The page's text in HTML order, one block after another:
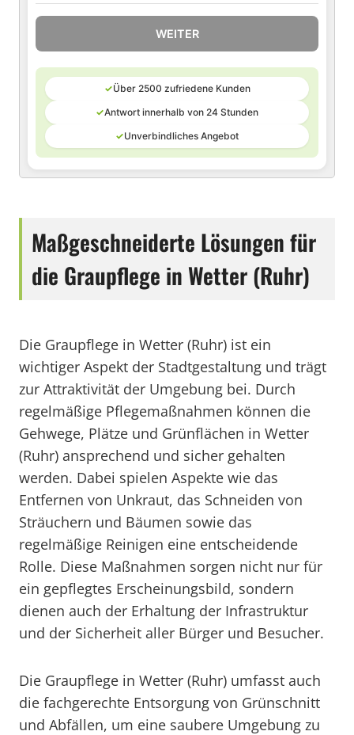
WEITER
✓Über 2500 zufriedene Kunden
✓Antwort innerhalb von 24 Stunden
✓Unverbindliches Angebot
Maßgeschneiderte Lösungen für
die Graupflege in Wetter (Ruhr)
Die Graupflege in Wetter (Ruhr) ist ein
wichtiger Aspekt der Stadtgestaltung und trägt
zur Attraktivität der Umgebung bei. Durch
regelmäßige Pflegemaßnahmen können die
Gehwege, Plätze und Grünflächen in Wetter
(Ruhr) ansprechend und sicher gehalten
werden. Dabei spielen Aspekte wie das
Entfernen von Unkraut, das Schneiden von
Sträuchern und Bäumen sowie das
regelmäßige Reinigen eine entscheidende
Rolle. Diese Maßnahmen sorgen nicht nur für
ein gepflegtes Erscheinungsbild, sondern
dienen auch der Erhaltung der Infrastruktur
und der Sicherheit aller Bürger und Besucher.
Die Graupflege in Wetter (Ruhr) umfasst auch
die fachgerechte Entsorgung von Grünschnitt
und Abfällen, um eine saubere Umgebung zu